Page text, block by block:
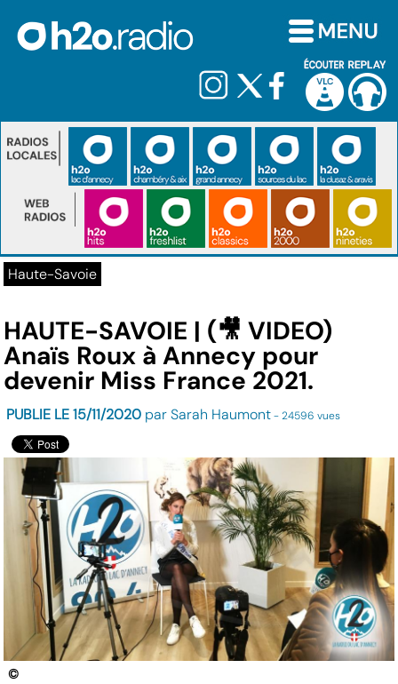
Haute-Savoie
HAUTE-SAVOIE | (🎥 VIDEO)
Anaïs Roux à Annecy pour
devenir Miss France 2021.
PUBLIE LE 15/11/2020 par Sarah Haumont- 24596 vues
©